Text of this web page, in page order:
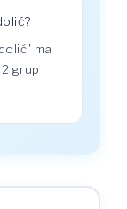
ma
grup